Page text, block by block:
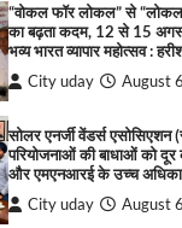
“वोकल फॉर लोकल” से
का बढ़ता कदम, 12 से 15
भव्य भारत व्यापार महोत्सव :
City uday August
सोलर एनर्जी वेंडर्स एसोसिएशन
परियोजनाओं की बाधाओं को
और एमएनआरई के उच्च
City uday August
आयाम
City uday August
सरकारी आदर्श उच्च विद्यालय,
कार्यक्रम आयोजित
City uday August